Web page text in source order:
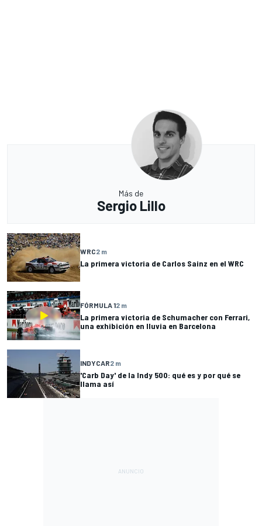
Más de
Sergio Lillo
WRC2 m
La primera victoria de Carlos Sainz en el WRC
FÓRMULA 12 m
La primera victoria de Schumacher con Ferrari,
una exhibición en lluvia en Barcelona
INDYCAR2 m
'Carb Day' de la Indy 500: qué es y por qué se
llama así